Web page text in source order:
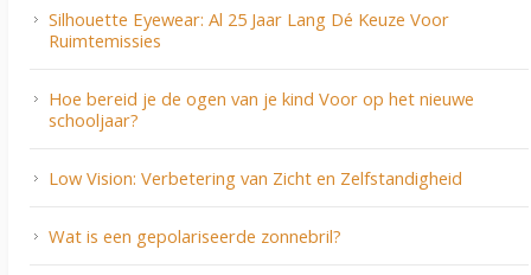
Silhouette Eyewear: Al 25 Jaar Lang Dé Keuze Voor
Ruimtemissies
Hoe bereid je de ogen van je kind Voor op het nieuwe
schooljaar?
Low Vision: Verbetering van Zicht en Zelfstandigheid
Wat is een gepolariseerde zonnebril?